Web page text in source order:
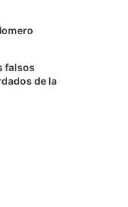
falsos
de la